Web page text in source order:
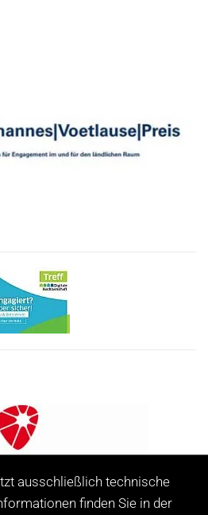
ausschließlich technische
finden Sie in der